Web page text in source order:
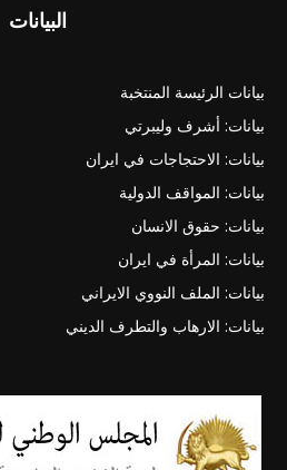
البيانات
بيانات الرئيسة المنتخبة
بيانات: أشرف وليبرتي
بيانات: الاحتجاجات في ايران
بيانات: المواقف الدولية
بيانات: حقوق الانسان
بيانات: المرأة في ايران
بيانات: الملف النووي الايراني
بيانات: الارهاب والتطرف الديني